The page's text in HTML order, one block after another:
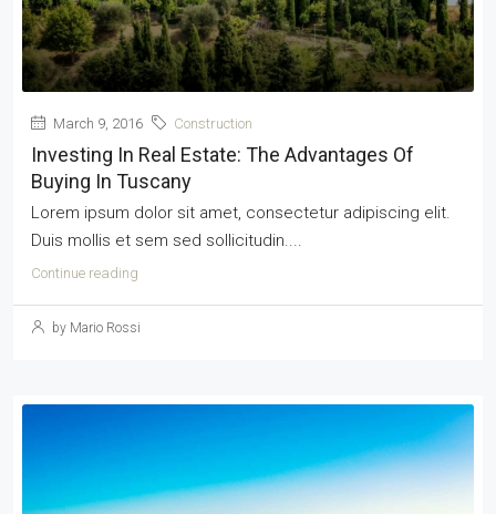
March 9, 2016 Construction
Investing In Real Estate: The Advantages Of
Buying In Tuscany
Lorem ipsum dolor sit amet, consectetur adipiscing elit.
Duis mollis et sem sed sollicitudin....
Continue reading
by Mario Rossi